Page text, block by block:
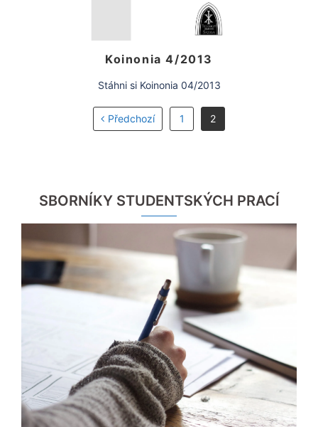
Koinonia 4/2013
Stáhni si Koinonia 04/2013
Předchozí 1 2
SBORNÍKY STUDENTSKÝCH PRACÍ